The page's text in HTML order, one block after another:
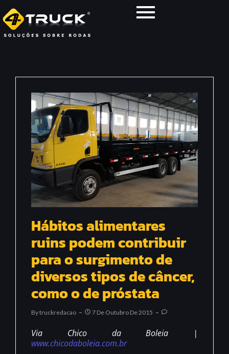
Hábitos alimentares
ruins podem contribuir
para o surgimento de
diversos tipos de câncer,
como o de próstata
ByTruckredacao 7 De Outubro De 2015
Via Chico da Boleia |
www.chicodaboleia.com.br